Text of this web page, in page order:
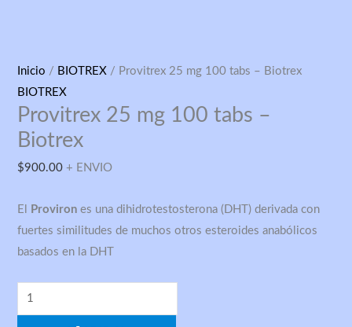
Inicio / BIOTREX / Provitrex 25 mg 100 tabs – Biotrex
BIOTREX
Provitrex 25 mg 100 tabs –
Biotrex
$900.00 + ENVIO
El Proviron es una dihidrotestosterona (DHT) derivada con
fuertes similitudes de muchos otros esteroides anabólicos
basados en la DHT
Provitrex
25
mg
100
–